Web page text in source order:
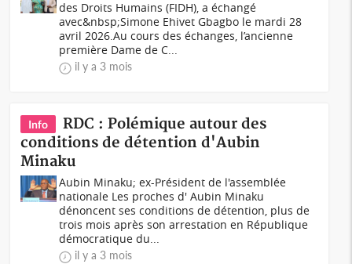
des Droits Humains (FIDH), a échangé
avec&nbsp;Simone Ehivet Gbagbo le mardi 28
avril 2026.Au cours des échanges, l’ancienne
première Dame de C...
il y a 3 mois
Info
RDC : Polémique autour des
conditions de détention d'Aubin
Minaku
Aubin Minaku; ex-Président de l'assemblée
nationale Les proches d' Aubin Minaku
dénoncent ses conditions de détention, plus de
trois mois après son arrestation en République
démocratique du...
il y a 3 mois